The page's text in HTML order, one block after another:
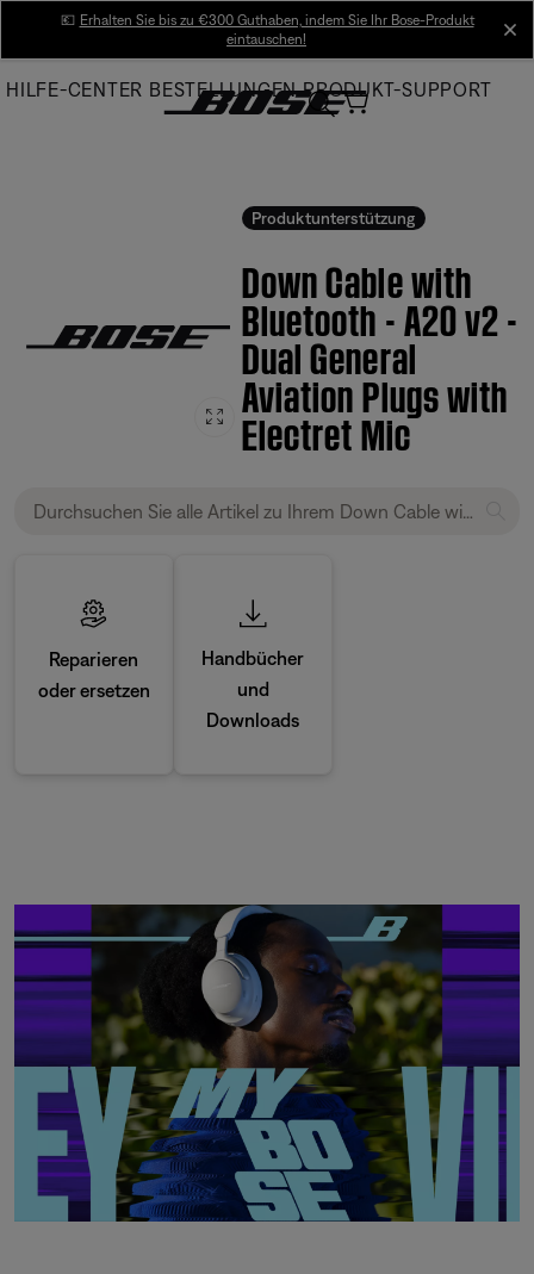
Main
💶 Erhalten Sie bis zu €300 Guthaben, indem Sie Ihr Bose-Produkt
eintauschen!
HILFE-CENTER BESTELLUNGEN PRODUKT-SUPPORT
Produktunterstützung
Down Cable with
Bluetooth - A20 v2 -
Dual General
Aviation Plugs with
Electret Mic
Reparieren
oder ersetzen
Handbücher
und
Downloads